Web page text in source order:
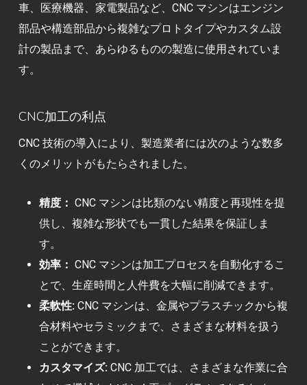
車、医療機器、家電製品など、CNC マシンはエンジン
部品や構造部品から複雑なプロトタイプやカスタム設
計の製品まで、あらゆるものの製造に使用されていま
す。
CNC加工の利点
CNC 技術の導入により、製造業者には次のような数多
くのメリットがもたらされました。
精度： CNC マシンは比類のない精度と再現性を提
供し、複雑な形状でも一貫した結果を保証しま
す。
効率： CNC マシンは加工プロセスを自動化するこ
とで、生産時間と人件費を大幅に削減できます。
柔軟性:CNC マシンは、金属やプラスチックから複
合材料やセラミックまで、さまざまな材料を扱う
ことができます。
カスタマイズ:CNC 加工では、さまざまな作業に合